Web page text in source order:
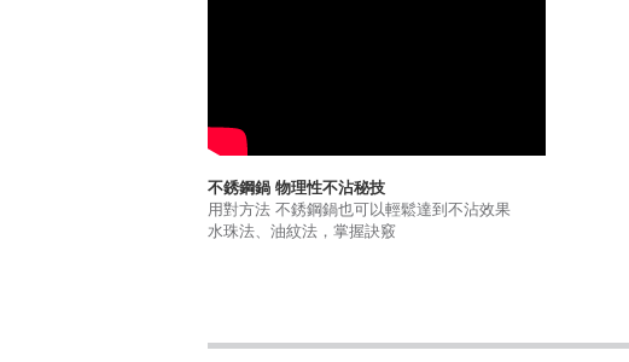
不銹鋼鍋 物理性不沾秘技
用對方法 不銹鋼鍋也可以輕鬆達到不沾效果
水珠法、油紋法，掌握訣竅